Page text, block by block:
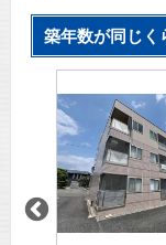
築年数が同じく